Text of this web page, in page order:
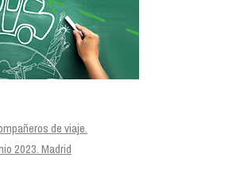
de viaje.
2023. Madrid